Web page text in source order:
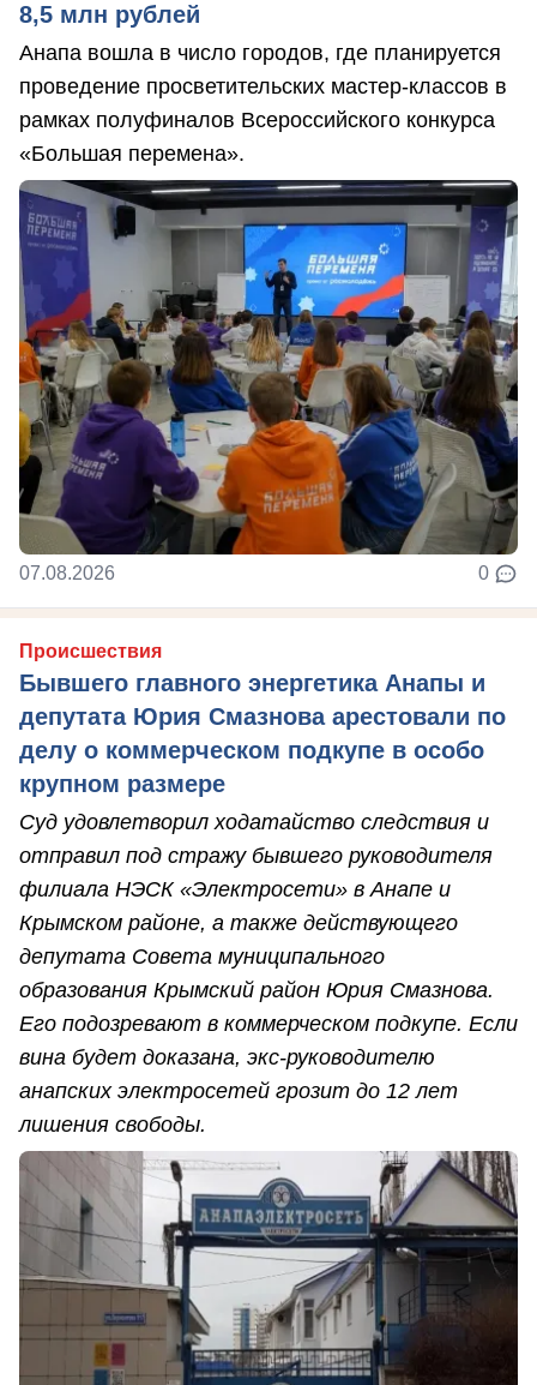
8,5 млн рублей
Анапа вошла в число городов, где планируется
проведение просветительских мастер-классов в
рамках полуфиналов Всероссийского конкурса
«Большая перемена».
07.08.2026 0
Происшествия
Бывшего главного энергетика Анапы и
депутата Юрия Смазнова арестовали по
делу о коммерческом подкупе в особо
крупном размере
Суд удовлетворил ходатайство следствия и
отправил под стражу бывшего руководителя
филиала НЭСК «Электросети» в Анапе и
Крымском районе, а также действующего
депутата Совета муниципального
образования Крымский район Юрия Смазнова.
Его подозревают в коммерческом подкупе. Если
вина будет доказана, экс-руководителю
анапских электросетей грозит до 12 лет
лишения свободы.